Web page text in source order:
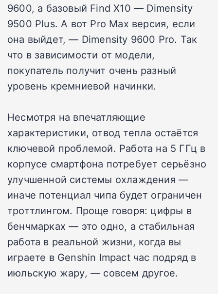
9600, а базовый Find X10 — Dimensity
9500 Plus. А вот Pro Max версия, если
она выйдет, — Dimensity 9600 Pro. Так
что в зависимости от модели,
покупатель получит очень разный
уровень кремниевой начинки.
Несмотря на впечатляющие
характеристики, отвод тепла остаётся
ключевой проблемой. Работа на 5 ГГц в
корпусе смартфона потребует серьёзно
улучшенной системы охлаждения —
иначе потенциал чипа будет ограничен
троттлингом. Проще говоря: цифры в
бенчмарках — это одно, а стабильная
работа в реальной жизни, когда вы
играете в Genshin Impact час подряд в
июльскую жару, — совсем другое.